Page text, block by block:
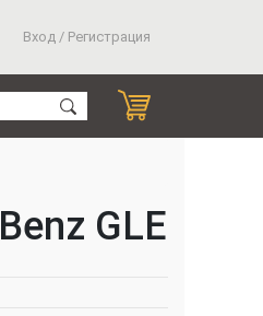
Вход / Регистрация
GLE